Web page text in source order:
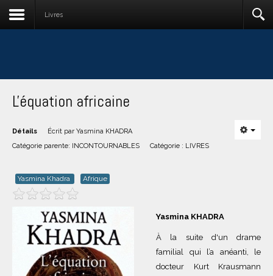
Livres
L'équation africaine
Détails Écrit par Yasmina KHADRA
Catégorie parente: INCONTOURNABLES Catégorie : LIVRES
Yasmina Khadra Afrique
Yasmina KHADRA
À la suite d'un drame
familial qui l’a anéanti, le
docteur Kurt Krausmann